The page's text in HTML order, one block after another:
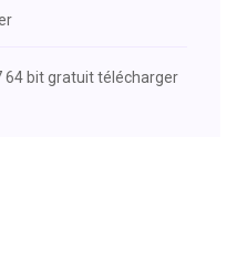
64 bit gratuit télécharger